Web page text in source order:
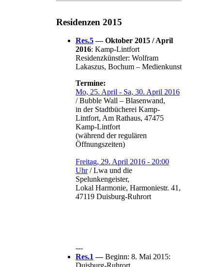
Residenzen 2015
Res.5— Oktober 2015 / April
2016: Kamp-Lintfort
Residenzkünstler: Wolfram
Lakaszus, Bochum – Medienkunst
Termine:
Mo, 25. April - Sa, 30. April 2016
/ Bubble Wall – Blasenwand,
in der Stadtbücherei Kamp-
Lintfort, Am Rathaus, 47475
Kamp-Lintfort
(während der regulären
Öffnungszeiten)
Freitag, 29. April 2016 - 20:00
Uhr/ Lwa und die
Spelunkengeister,
Lokal Harmonie, Harmoniestr. 41,
47119 Duisburg-Ruhrort
---
Res.1 —Beginn: 8. Mai 2015: